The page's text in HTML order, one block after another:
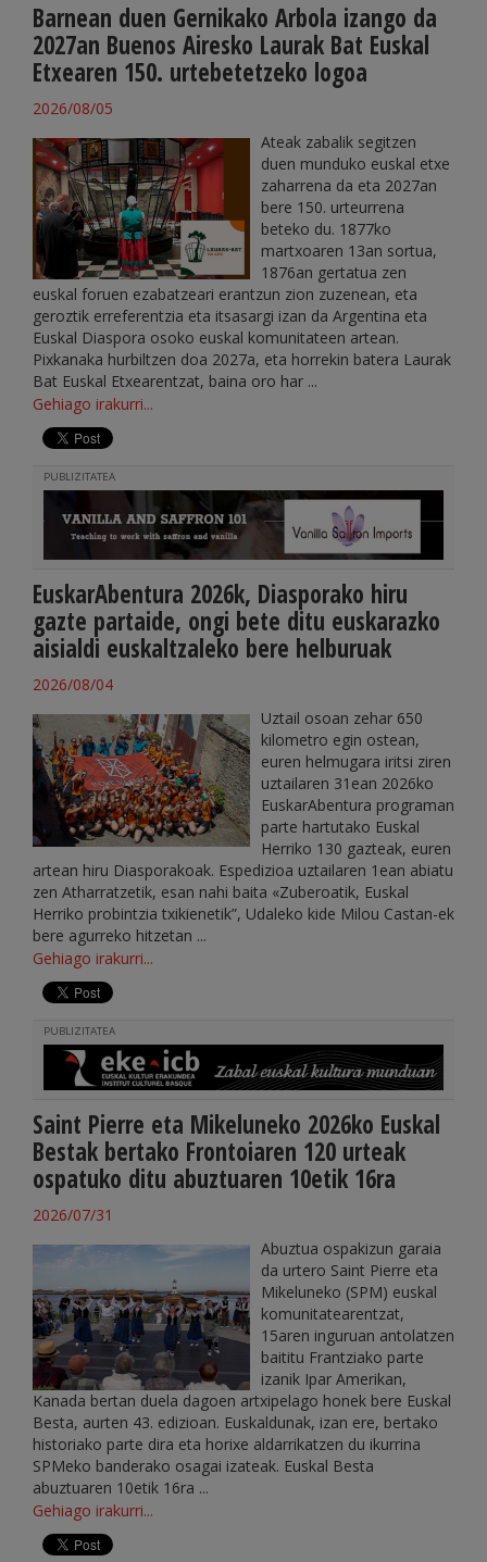
Barnean duen Gernikako Arbola izango da
2027an Buenos Airesko Laurak Bat Euskal
Etxearen 150. urtebetetzeko logoa
2026/08/05
Ateak zabalik segitzen
duen munduko euskal etxe
zaharrena da eta 2027an
bere 150. urteurrena
beteko du. 1877ko
martxoaren 13an sortua,
1876an gertatua zen
euskal foruen ezabatzeari erantzun zion zuzenean, eta
geroztik erreferentzia eta itsasargi izan da Argentina eta
Euskal Diaspora osoko euskal komunitateen artean.
Pixkanaka hurbiltzen doa 2027a, eta horrekin batera Laurak
Bat Euskal Etxearentzat, baina oro har ...
Gehiago irakurri...
PUBLIZITATEA
EuskarAbentura 2026k, Diasporako hiru
gazte partaide, ongi bete ditu euskarazko
aisialdi euskaltzaleko bere helburuak
2026/08/04
Uztail osoan zehar 650
kilometro egin ostean,
euren helmugara iritsi ziren
uztailaren 31ean 2026ko
EuskarAbentura programan
parte hartutako Euskal
Herriko 130 gazteak, euren
artean hiru Diasporakoak. Espedizioa uztailaren 1ean abiatu
zen Atharratzetik, esan nahi baita «Zuberoatik, Euskal
Herriko probintzia txikienetik”, Udaleko kide Milou Castan-ek
bere agurreko hitzetan ...
Gehiago irakurri...
PUBLIZITATEA
Saint Pierre eta Mikeluneko 2026ko Euskal
Bestak bertako Frontoiaren 120 urteak
ospatuko ditu abuztuaren 10etik 16ra
2026/07/31
Abuztua ospakizun garaia
da urtero Saint Pierre eta
Mikeluneko (SPM) euskal
komunitatearentzat,
15aren inguruan antolatzen
baititu Frantziako parte
izanik Ipar Amerikan,
Kanada bertan duela dagoen artxipelago honek bere Euskal
Besta, aurten 43. edizioan. Euskaldunak, izan ere, bertako
historiako parte dira eta horixe aldarrikatzen du ikurrina
SPMeko banderako osagai izateak. Euskal Besta
abuztuaren 10etik 16ra ...
Gehiago irakurri...